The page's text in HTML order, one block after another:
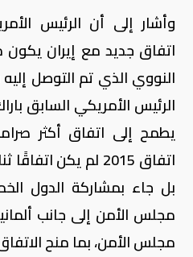
وأشار إلى أن الرئيس
اتفاق جديد مع إيران يكون
الرئيس الأمريكي السابق
يطمح إلى اتفاق أكثر
اتفاق 2015 لم يكن
بل جاء بمشاركة الدول
مجلس الأمن إلى جانب
مجلس الأمن، بما منح